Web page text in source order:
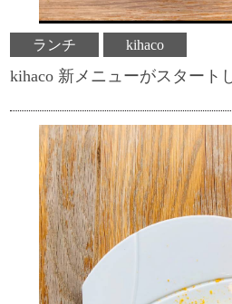
ランチ kihaco
kihaco 新メニューがスタート